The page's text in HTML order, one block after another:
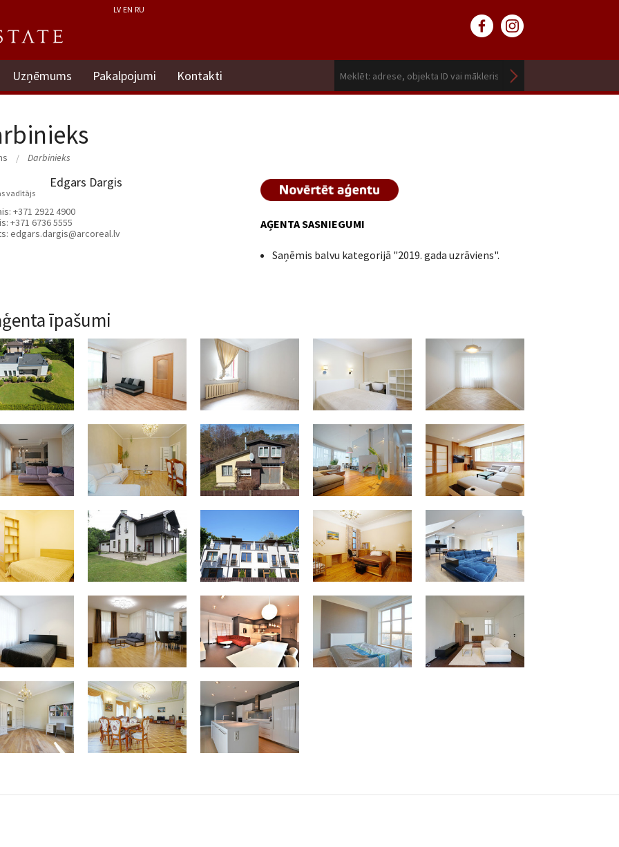
LV EN RU
Uzņēmums Pakalpojumi Kontakti
Darbinieks
Edgars Dargis
vadītājs
+371 2922 4900
+371 6736 5555
edgars.dargis@arcoreal.lv
AĢENTA SASNIEGUMI
Saņēmis balvu kategorijā "2019. gada uzrāviens".
īpašumi